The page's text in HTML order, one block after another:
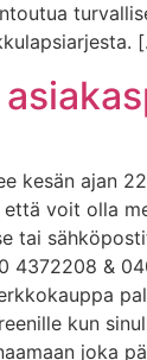
kesän ajan
voit olla
tai
4372208 &
kun
joka